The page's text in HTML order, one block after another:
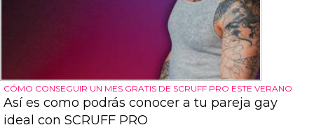
CÓMO CONSEGUIR UN MES GRATIS DE SCRUFF PRO ESTE VERANO
Así es como podrás conocer a tu pareja gay
ideal con SCRUFF PRO